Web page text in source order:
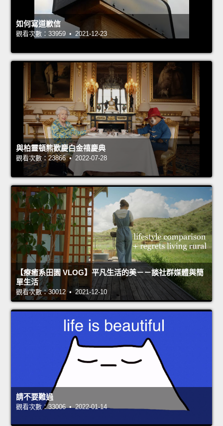
如何寫道歉信
觀看次數：33959 • 2021-12-23
與柏靈頓熊歡慶白金禧慶典
觀看次數：23866 • 2022-07-28
【療癒系田園 VLOG】平凡生活的美－－談社群媒體與簡
單生活
觀看次數：30012 • 2021-12-10
請不要難過
觀看次數：33006 • 2022-01-14